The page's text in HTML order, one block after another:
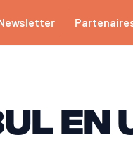
en